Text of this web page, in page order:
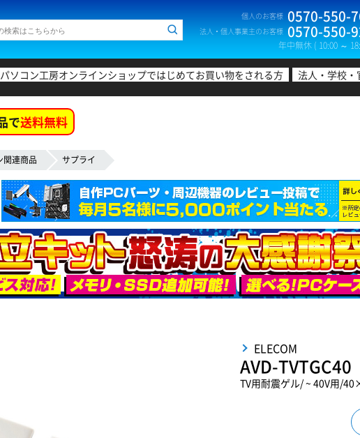
個人のお客様 0570-550-
法人・個人事業主のお客様 0570-550-
年中無休 ( 10:00 ～
パソコン工房オンラインショップではじめてお買い物をされる方 法人・学校
で送料無料
関連商品 サプライ
ELECOM
AVD-TVTGC40
TV用耐震ゲル/ ~ 40V用/